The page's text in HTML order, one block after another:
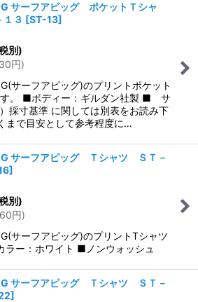
サーフアピッグ ポケットＴシャ
３ [ST-13]
別)
円)
サーフアピッグ)のプリントポケット
す。 ■ボディー：ギルダン社製 ■ サ
採寸基準 に関しては別表をお読み下
まで目安として参考程度に…
サーフアピッグ Ｔシャツ ＳＴ－
]
別)
円)
サーフアピッグ)のプリントTシャツ
ラー：ホワイト ■ノンウォッシュ
サーフアピッグ Ｔシャツ ＳＴ－
]